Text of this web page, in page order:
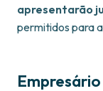
apresentarão
permitidos para